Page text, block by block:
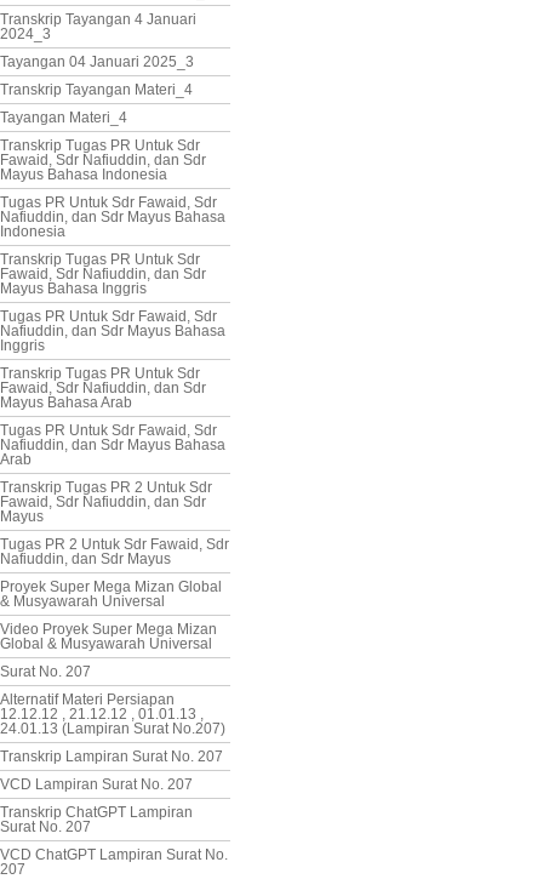
Transkrip Tayangan 4 Januari
2024_3
Tayangan 04 Januari 2025_3
Transkrip Tayangan Materi_4
Tayangan Materi_4
Transkrip Tugas PR Untuk Sdr
Fawaid, Sdr Nafiuddin, dan Sdr
Mayus Bahasa Indonesia
Tugas PR Untuk Sdr Fawaid, Sdr
Nafiuddin, dan Sdr Mayus Bahasa
Indonesia
Transkrip Tugas PR Untuk Sdr
Fawaid, Sdr Nafiuddin, dan Sdr
Mayus Bahasa Inggris
Tugas PR Untuk Sdr Fawaid, Sdr
Nafiuddin, dan Sdr Mayus Bahasa
Inggris
Transkrip Tugas PR Untuk Sdr
Fawaid, Sdr Nafiuddin, dan Sdr
Mayus Bahasa Arab
Tugas PR Untuk Sdr Fawaid, Sdr
Nafiuddin, dan Sdr Mayus Bahasa
Arab
Transkrip Tugas PR 2 Untuk Sdr
Fawaid, Sdr Nafiuddin, dan Sdr
Mayus
Tugas PR 2 Untuk Sdr Fawaid, Sdr
Nafiuddin, dan Sdr Mayus
Proyek Super Mega Mizan Global
& Musyawarah Universal
Video Proyek Super Mega Mizan
Global & Musyawarah Universal
Surat No. 207
Alternatif Materi Persiapan
12.12.12 , 21.12.12 , 01.01.13 ,
24.01.13 (Lampiran Surat No.207)
Transkrip Lampiran Surat No. 207
VCD Lampiran Surat No. 207
Transkrip ChatGPT Lampiran
Surat No. 207
VCD ChatGPT Lampiran Surat No.
207